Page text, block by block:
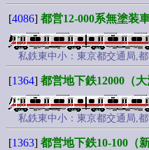
[4086] 都営12-000系無塗装
私鉄東中小：東京都交通局,
[1364] 都営地下鉄12000（大
私鉄東中小：東京都交通局,
[1363] 都営地下鉄10-100（